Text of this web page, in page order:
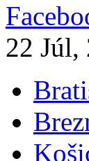
22 Júl,